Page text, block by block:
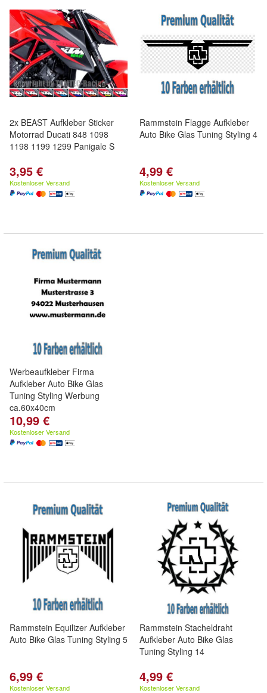
2x BEAST Aufkleber Sticker
Motorrad Ducati 848 1098
1198 1199 1299 Panigale S
3,95 €
Kostenloser Versand
Rammstein Flagge Aufkleber
Auto Bike Glas Tuning Styling 4
4,99 €
Kostenloser Versand
Werbeaufkleber Firma
Aufkleber Auto Bike Glas
Tuning Styling Werbung
ca.60x40cm
10,99 €
Kostenloser Versand
Rammstein Equilizer Aufkleber
Auto Bike Glas Tuning Styling 5
6,99 €
Kostenloser Versand
Rammstein Stacheldraht
Aufkleber Auto Bike Glas
Tuning Styling 14
4,99 €
Kostenloser Versand